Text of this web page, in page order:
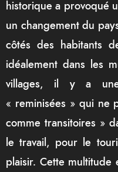
historique a provoqué
un changement du
côtés des habitants
idéalement dans les
villages, il y a une
« reminisées » qui ne
comme transitoires »
le travail, pour le
plaisir. Cette multitude